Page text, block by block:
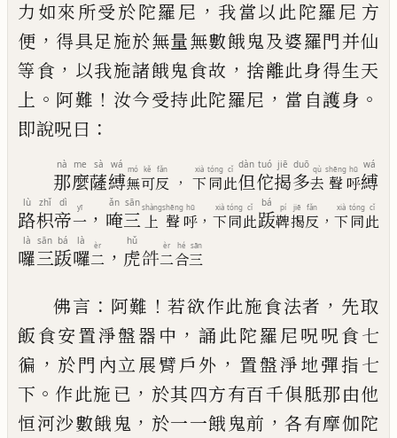
力 如來所受於陀羅尼 ， 我當以此陀羅尼 方
便 ， 得具足施於無量無數餓鬼及婆羅門并仙
等食 ， 以我施諸餓鬼食故 ， 捨離此身得生天
上 。 阿難 ！ 汝今受持此陀羅尼 ， 當自護身 。
即說呪曰 ：
那
nà
麼
me
薩
sà
縛
wá
無
mó
可
kě
反
fǎn
， 下
xià
同
tóng
此
cǐ
但
dàn
佗
tuó
揭
jiē
多
duō
去
qù
聲
shēng
呼
hū
縛
wá
路
lù
枳
zhǐ
帝
dì
一
yī ， 唵
ǎn
三
sān
上
shàng
聲
shēng
呼
hū
， 下
xià
同
tóng
此
cǐ
䟦
bá
鞞
pí
揭
jiē
反
fǎn
， 下
xià
同
tóng
此
cǐ
囉
là
三
sān
䟦
bá
囉
là
二
èr ， 虎
hǔ
𤙖二
èr
合
hé
三
sān
佛言 ： 阿難 ！ 若欲作此施食法者 ， 先取
飯食安置淨盤器中 ， 誦此陀羅尼呪呪食七
徧 ， 於門內立展臂戶外 ， 置盤淨地彈指七
下 。 作此施 已 ， 於其四方有百千俱胝那由他
恒河沙數餓鬼 ， 於一一餓鬼前 ， 各有摩伽陀